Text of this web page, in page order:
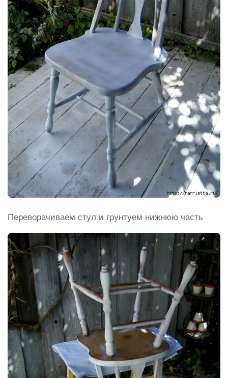
Переворачиваем стул и грунтуем нижнюю часть